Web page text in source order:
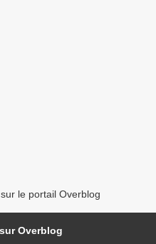
le portail Overblog
Overblog